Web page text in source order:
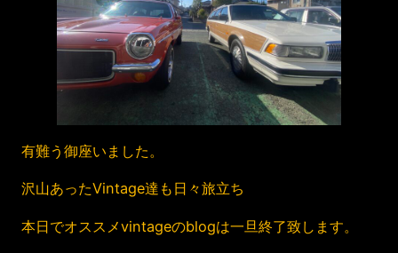
有難う御座いました。
沢山あったVintage達も日々旅立ち
本日でオススメvintageのblogは一旦終了致します。